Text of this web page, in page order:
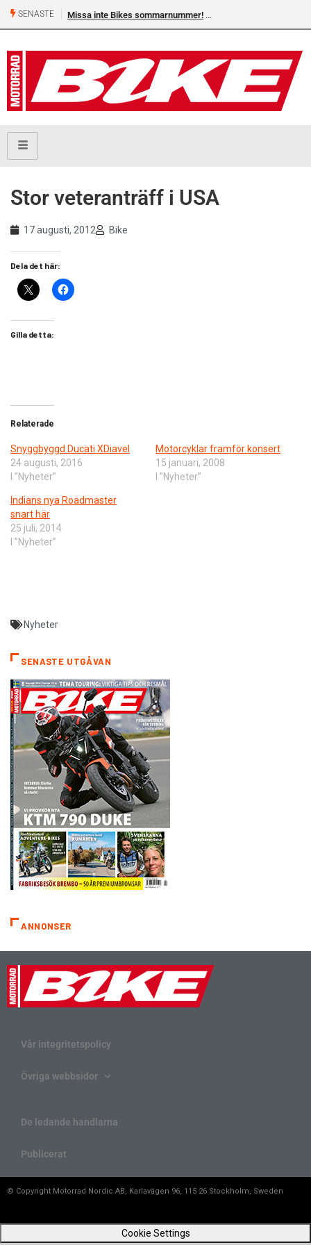
SENASTE Missa inte Bikes sommarnummer!
Stor veteranträff i USA
17 augusti, 2012 Bike
Dela det här:
Gilla detta:
Relaterade
​Snyggbyggd Ducati XDiavel
24 augusti, 2016
I ”Nyheter”
Motorcyklar framför konsert
15 januari, 2008
I ”Nyheter”
Indians nya Roadmaster
snart här
25 juli, 2014
I ”Nyheter”
Nyheter
SENASTE UTGÅVAN
ANNONSER
Vår integritetspolicy
Övriga webbsidor
De ledande handlarna
Publicerat
© Copyright Motorrad Nordic AB, Karlavägen 96, 115 26 Stockholm, Sweden
Cookie Settings